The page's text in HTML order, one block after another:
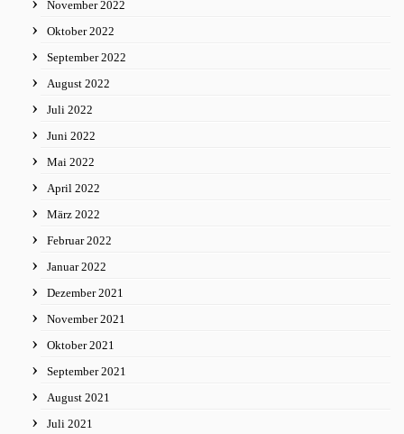
November 2022
Oktober 2022
September 2022
August 2022
Juli 2022
Juni 2022
Mai 2022
April 2022
März 2022
Februar 2022
Januar 2022
Dezember 2021
November 2021
Oktober 2021
September 2021
August 2021
Juli 2021